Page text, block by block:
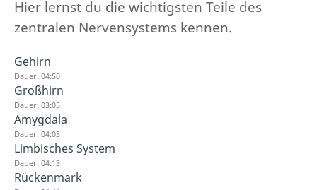
Hier lernst du die wichtigsten Teile des
zentralen Nervensystems kennen.
Gehirn
Dauer: 04:50
Großhirn
Dauer: 03:05
Amygdala
Dauer: 04:03
Limbisches System
Dauer: 04:13
Rückenmark